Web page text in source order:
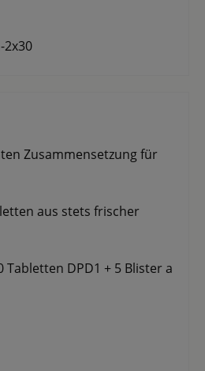
2x30
Zusammensetzung für
aus stets frischer
DPD1 + 5 Blister a
...